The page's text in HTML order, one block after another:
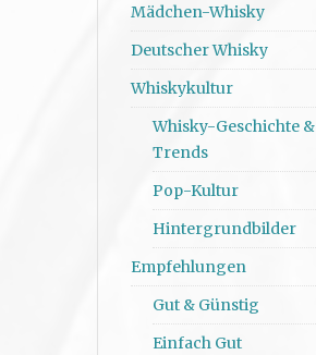
Mädchen-Whisky
Deutscher Whisky
Whiskykultur
Whisky-Geschichte &
Trends
Pop-Kultur
Hintergrundbilder
Empfehlungen
Gut & Günstig
Einfach Gut